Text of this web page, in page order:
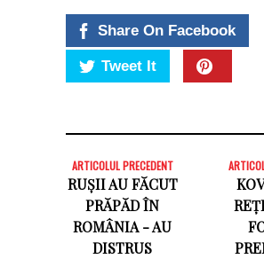
Share On Facebook
Tweet It
ARTICOLUL PRECEDENT
RUȘII AU FĂCUT
PRĂPĂD ÎN
ROMÂNIA - AU
DISTRUS